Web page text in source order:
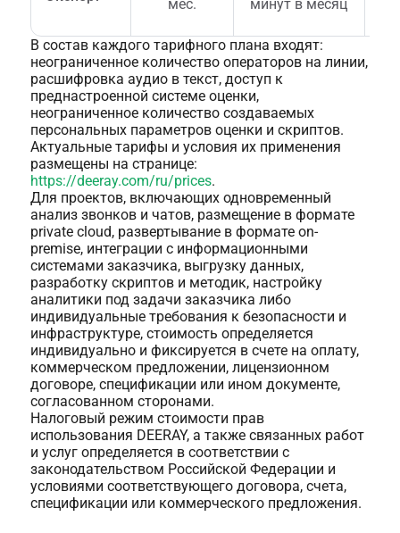
мес. минут в месяц
В состав каждого тарифного плана входят:
неограниченное количество операторов на линии,
расшифровка аудио в текст, доступ к
преднастроенной системе оценки,
неограниченное количество создаваемых
персональных параметров оценки и скриптов.
Актуальные тарифы и условия их применения
размещены на странице:
https://deeray.com/ru/prices.
Для проектов, включающих одновременный
анализ звонков и чатов, размещение в формате
private cloud, развертывание в формате on-
premise, интеграции с информационными
системами заказчика, выгрузку данных,
разработку скриптов и методик, настройку
аналитики под задачи заказчика либо
индивидуальные требования к безопасности и
инфраструктуре, стоимость определяется
индивидуально и фиксируется в счете на оплату,
коммерческом предложении, лицензионном
договоре, спецификации или ином документе,
согласованном сторонами.
Налоговый режим стоимости прав
использования DEERAY, а также связанных работ
и услуг определяется в соответствии с
законодательством Российской Федерации и
условиями соответствующего договора, счета,
спецификации или коммерческого предложения.